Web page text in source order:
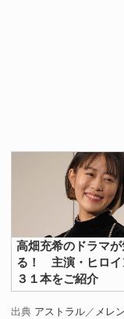
高畑充希のドラマ
る！ 主演・ヒロイ
３１本をご紹介
出典 アストラル／ メレ